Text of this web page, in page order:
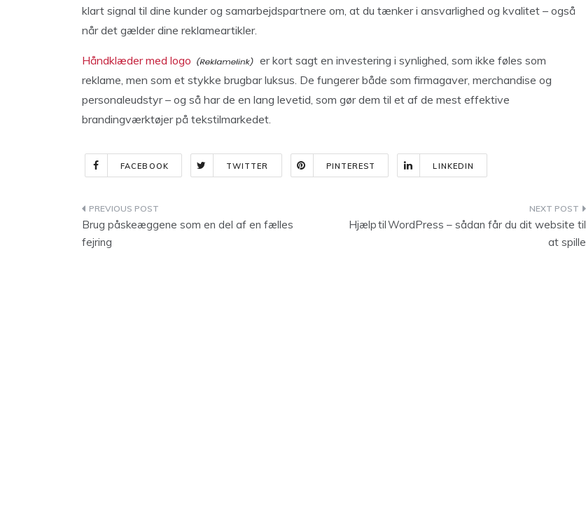
klart signal til dine kunder og samarbejdspartnere om, at du tænker i ansvarlighed og kvalitet – også
når det gælder dine reklameartikler.
Håndklæder med logo
er kort sagt en investering i synlighed, som ikke føles som
reklame, men som et stykke brugbar luksus. De fungerer både som firmagaver, merchandise og
personaleudstyr – og så har de en lang levetid, som gør dem til et af de mest effektive
brandingværktøjer på tekstilmarkedet.
FACEBOOK TWITTER PINTEREST LINKEDIN
Indlægsnavigation
Brug påskeæggene som en del af en fælles
fejring
Hjælp til WordPress – sådan får du dit website til
at spille